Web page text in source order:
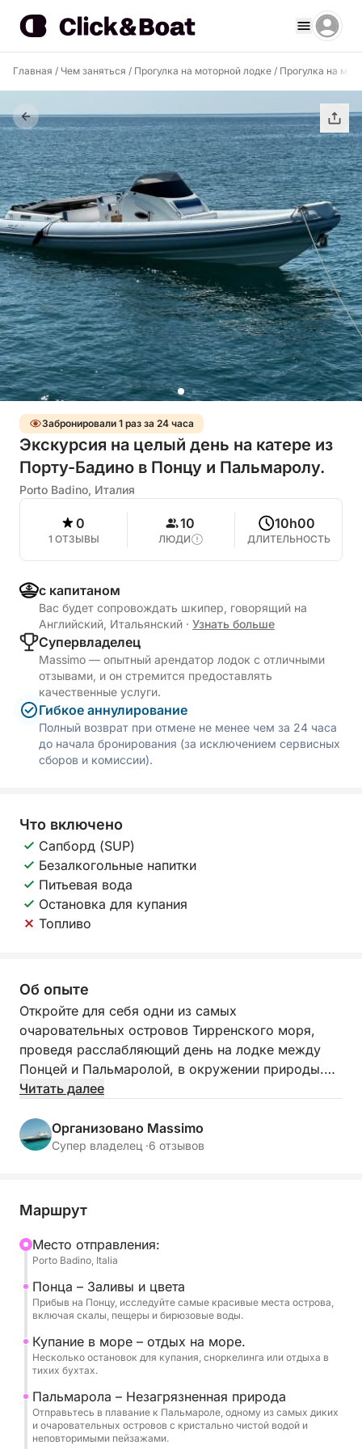
Главная / Чем заняться / Прогулка на моторной лодке / Прогулка на
Забронировали 1 раз за 24 часа
Экскурсия на целый день на катере из
Порту-Бадино в Понцу и Пальмаролу.
Porto Badino, Италия
0
1 ОТЗЫВЫ
10
ЛЮДИ
10h00
ДЛИТЕЛЬНОСТЬ
с капитаном
Вас будет сопровождать шкипер, говорящий на
Английский, Итальянский · Узнать больше
Cупервладелец
Massimo — опытный арендатор лодок с отличными
отзывами, и он стремится предоставлять
качественные услуги.
Гибкое аннулирование
Полный возврат при отмене не менее чем за 24 часа
до начала бронирования (за исключением сервисных
сборов и комиссии).
Что включено
Сапборд (SUP)
Безалкогольные напитки
Питьевая вода
Остановка для купания
Топливо
Об опыте
Откройте для себя одни из самых
очаровательных островов Тирренского моря,
проведя расслабляющий день на лодке между
Понцей и Пальмаролой, в окружении природы.
плавание к кристально чистым водам и
захватывающим пейзажам, чередуя живописные
вас своими красками и живописными бухтами, а
природой.
В течение дня вы можете отдохнуть на борту или
погрузиться в чистые воды, идеально
подходящие для плавания и сноркелинга. Также
доступны сапборды для активного отдыха на
воде и наслаждения каждым уголком в полной
свободе.
На борту вас ждут безалкогольные напитки, вода
и закуски, чтобы скрасить ваш день в простой и
Читать далее
Организовано Massimo
Супер владелец ·6 отзывов
Маршрут
Mесто отправления:
Porto Badino, Italia
Понца – Заливы и цвета
Прибыв на Понцу, исследуйте самые красивые места острова,
включая скалы, пещеры и бирюзовые воды.
Купание в море – отдых на море.
Несколько остановок для купания, сноркелинга или отдыха в
тихих бухтах.
Пальмарола – Незагрязненная природа
Отправьтесь в плавание к Пальмароле, одному из самых диких
и очаровательных островов с кристально чистой водой и
неповторимыми пейзажами.